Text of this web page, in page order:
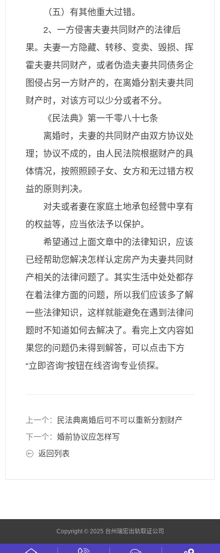
（五）有其他重大过错。
2、一方侵害夫妻共同财产的法律后
果。夫妻一方隐藏、转移、变卖、毁损、挥
霍夫妻共同财产，或者伪造夫妻共同债务企
图侵占另一方财产的，在离婚分割夫妻共同
财产时，对该方可以少分或者不分。
《民法典》第一千零八十七条
离婚时，夫妻的共同财产由双方协议处
理；协议不成的，由人民法院根据财产的具
体情况，按照照顾子女、女方和无过错方权
益的原则判决。
对夫或者妻在家庭土地承包经营中享有
的权益等，应当依法予以保护。
希望通过上面文章中的法律知识，应该
已经帮助您解决怎样认定房产为夫妻共同财
产相关的法律问题了。其实生活中处处都存
在着法律方面的问题，所以我们应该多了解
一些法律知识，这样就能避免在遇到法律问
题时不知道如何去解决了。看完上文内容如
果您的问题仍未得到解答，可以点击下方
“立即咨询”按钮在线咨询专业侦探。
上一个：
民法典离婚后可不可以重新分割财产
下一个： 婚前协议应怎样写
返回列表
Copyright © 2025 台州瑞宏出轨取证公司